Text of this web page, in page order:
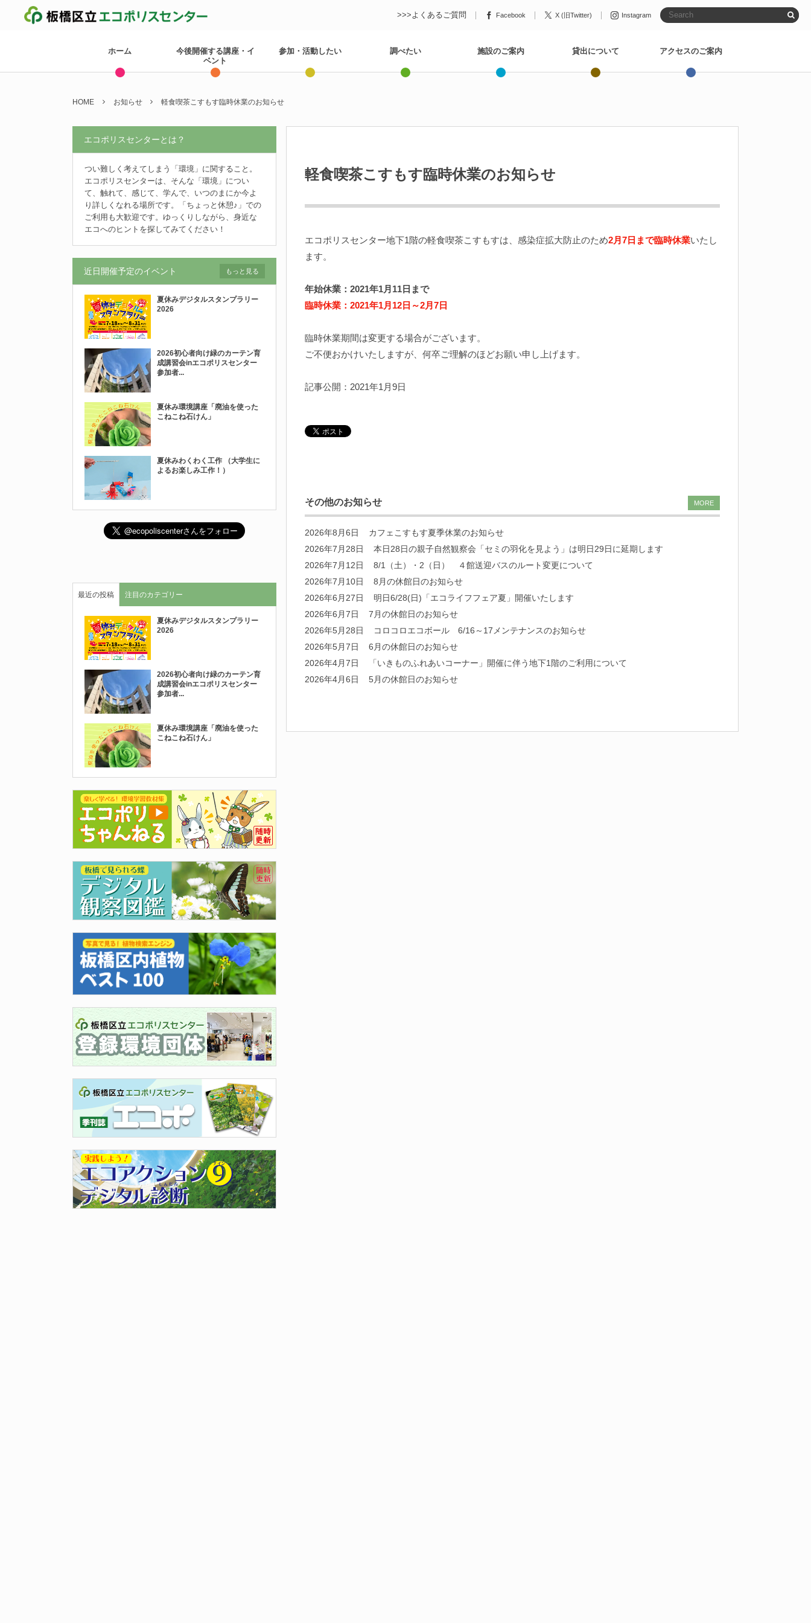
>>>よくあるご質問 Facebook X (旧Twitter) Instagram
ホーム
今後開催する講座・イ
ベント
参加・活動したい 調べたい 施設のご案内 貸出について アクセスのご案内
HOME お知らせ 軽食喫茶こすもす臨時休業のお知らせ
軽食喫茶こすもす臨時休業のお知らせ
エコポリスセンター地下1階の軽食喫茶こすもすは、感染症拡大防止のため2月7日まで臨時休業いたし
ます。
年始休業：2021年1月11日まで
臨時休業：2021年1月12日～2月7日
臨時休業期間は変更する場合がございます。
ご不便おかけいたしますが、何卒ご理解のほどお願い申し上げます。
記事公開：2021年1月9日
その他のお知らせ
2026年8月6日
カフェこすもす夏季休業のお知らせ
2026年7月28日
本日28日の親子自然観察会「セミの羽化を見よう」は明日29日に延期します
2026年7月12日
8/1（土）・2（日） ４館送迎バスのルート変更について
2026年7月10日
8月の休館日のお知らせ
2026年6月27日
明日6/28(日)「エコライフフェア夏」開催いたします
2026年6月7日
7月の休館日のお知らせ
2026年5月28日
コロコロエコボール 6/16～17メンテナンスのお知らせ
2026年5月7日
6月の休館日のお知らせ
2026年4月7日
「いきものふれあいコーナー」開催に伴う地下1階のご利用について
2026年4月6日
5月の休館日のお知らせ
MORE
エコポリスセンターとは？
つい難しく考えてしまう「環境」に関すること。
エコポリスセンターは、そんな「環境」につい
て、触れて、感じて、学んで、いつのまにか今よ
り詳しくなれる場所です。「ちょっと休憩♪」での
ご利用も大歓迎です。ゆっくりしながら、身近な
エコへのヒントを探してみてください！
近日開催予定のイベント
夏休みデジタルスタンプラリー
2026
2026初心者向け緑のカーテン育
成講習会inエコポリスセンター
参加者...
夏休み環境講座「廃油を使った
こねこね石けん」
夏休みわくわく工作 （大学生に
よるお楽しみ工作！）
もっと見る
最近の投稿 注目のカテゴリー
夏休みデジタルスタンプラリー
2026
2026初心者向け緑のカーテン育
成講習会inエコポリスセンター
参加者...
夏休み環境講座「廃油を使った
こねこね石けん」